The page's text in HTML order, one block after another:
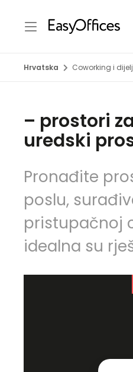
Hrvatska Coworking i
– prostori
uredski
Pronađite
poslu,
pristupačnoj
idealna su